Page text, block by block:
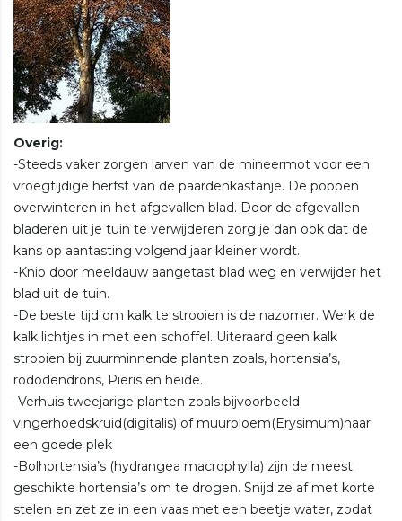
Overig:
-Steeds vaker zorgen larven van de mineermot voor een
vroegtijdige herfst van de paardenkastanje. De poppen
overwinteren in het afgevallen blad. Door de afgevallen
bladeren uit je tuin te verwijderen zorg je dan ook dat de
kans op aantasting volgend jaar kleiner wordt.
-Knip door meeldauw aangetast blad weg en verwijder het
blad uit de tuin.
-De beste tijd om kalk te strooien is de nazomer. Werk de
kalk lichtjes in met een schoffel. Uiteraard geen kalk
strooien bij zuurminnende planten zoals, hortensia’s,
rododendrons, Pieris en heide.
-Verhuis tweejarige planten zoals bijvoorbeeld
vingerhoedskruid(digitalis) of muurbloem(Erysimum)naar
een goede plek
-Bolhortensia’s (hydrangea macrophylla) zijn de meest
geschikte hortensia’s om te drogen. Snijd ze af met korte
stelen en zet ze in een vaas met een beetje water, zodat